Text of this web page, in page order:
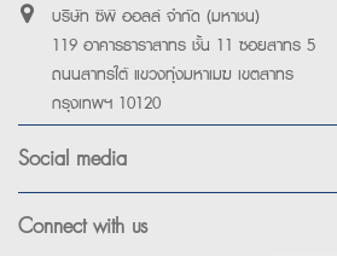
บริษัท ซีพี ออลล์ จำกัด (มหาชน)
119 อาคารธาราสาทร ชั้น 11 ซอยสาทร 5
ถนนสาทรใต้ แขวงทุ่งมหาเมฆ เขตสาทร
กรุงเทพฯ 10120
Social media
Connect with us